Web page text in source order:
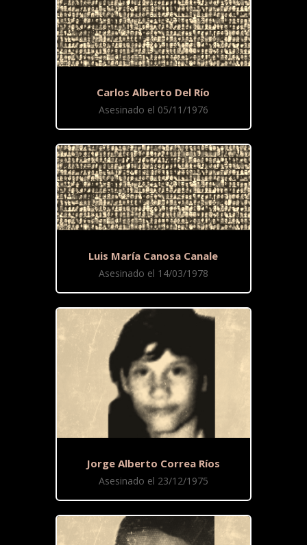
Carlos Alberto Del Río
Asesinado el 05/11/1976
Luis María Canosa Canale
Asesinado el 14/03/1978
Jorge Alberto Correa Ríos
Asesinado el 23/12/1975